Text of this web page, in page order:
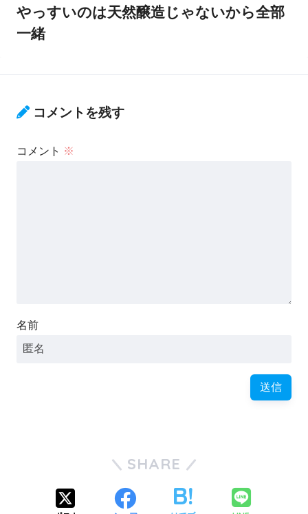
やっすいのは天然醸造じゃないから全部
一緒
コメントを残す
コメント ※
名前
SHARE